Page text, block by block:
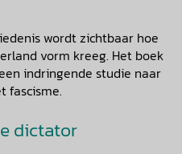
wordt zichtbaar hoe
vorm kreeg. Het boek
indringende studie naar
fascisme.
dictator